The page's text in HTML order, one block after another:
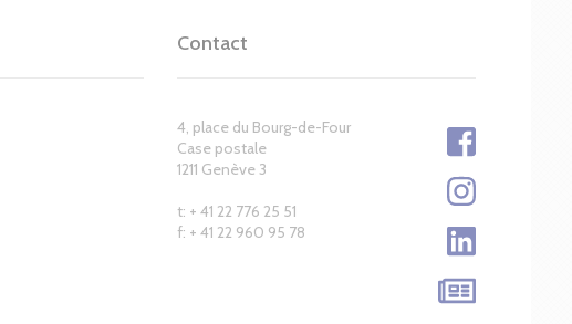
Contact
4, place du Bourg-de-Four
Case postale
1211 Genève 3
t: + 41 22 776 25 51
f: + 41 22 960 95 78